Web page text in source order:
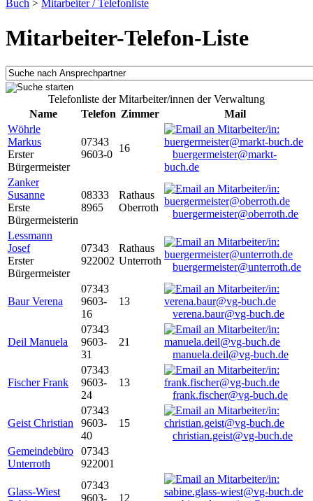
Buch > Mitarbeiter / Telefonliste
Mitarbeiter-Telefon-Liste
Telefonliste der Mitarbeiter/innen der Verwaltung
Name
Telefon Zimmer
Mail
Wöhrle
Markus
Erster
Bürgermeister
07343
9603-0
16
buergermeister@markt-
buch.de
Zanker
Susanne
Erste
Bürgermeisterin
08333
8965
Rathaus
Oberroth
buergermeister@oberroth.de
Lessmann
Josef
Erster
Bürgermeister
07343
922002
Rathaus
Unterroth
buergermeister@unterroth.de
Baur Verena
07343
9603-
16
13
verena.baur@vg-buch.de
Deil Manuela
07343
9603-
31
21
manuela.deil@vg-buch.de
Fischer Frank
07343
9603-
24
13
frank.fischer@vg-buch.de
Geist Christian
07343
9603-
40
15
christian.geist@vg-buch.de
Gemeindebüro
Unterroth
07343
922001
Glass-Wiest
07343
9603-
12